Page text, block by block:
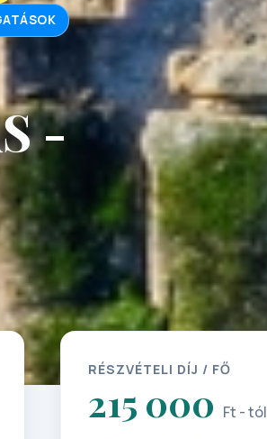
-
RÉSZVÉTELI DÍJ / FŐ
215 000 Ft - tól